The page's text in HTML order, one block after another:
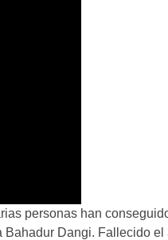
personas han
Dangi. Fallecido